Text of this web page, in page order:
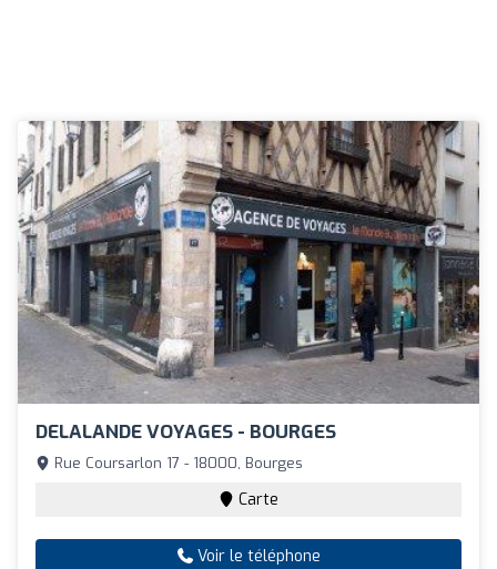
DELALANDE VOYAGES - BOURGES
Rue Coursarlon 17 - 18000, Bourges
Carte
Voir le téléphone